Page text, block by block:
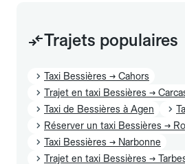
Trajets populaires
Taxi Bessières → Cahors
Trajet en taxi Bessières →
Taxi de Bessières à Agen
Réserver un taxi Bessières →
Taxi Bessières → Narbonne
Trajet en taxi Bessières →